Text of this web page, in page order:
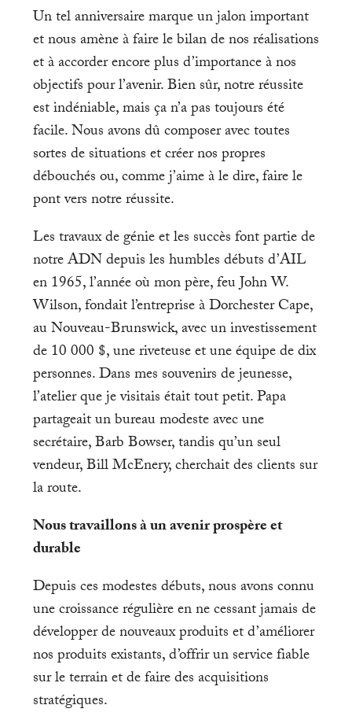
Un tel anniversaire marque un jalon important
et nous amène à faire le bilan de nos réalisations
et à accorder encore plus d’importance à nos
objectifs pour l’avenir. Bien sûr, notre réussite
est indéniable, mais ça n’a pas toujours été
facile. Nous avons dû composer avec toutes
sortes de situations et créer nos propres
débouchés ou, comme j’aime à le dire, faire le
pont vers notre réussite.
Les travaux de génie et les succès font partie de
notre ADN depuis les humbles débuts d’AIL
en 1965, l’année où mon père, feu John W.
Wilson, fondait l’entreprise à Dorchester Cape,
au Nouveau-Brunswick, avec un investissement
de 10 000 $, une riveteuse et une équipe de dix
personnes. Dans mes souvenirs de jeunesse,
l’atelier que je visitais était tout petit. Papa
partageait un bureau modeste avec une
secrétaire, Barb Bowser, tandis qu’un seul
vendeur, Bill McEnery, cherchait des clients sur
la route.
Nous travaillons à un avenir prospère et
durable
Depuis ces modestes débuts, nous avons connu
une croissance régulière en ne cessant jamais de
développer de nouveaux produits et d’améliorer
nos produits existants, d’offrir un service fiable
sur le terrain et de faire des acquisitions
stratégiques.